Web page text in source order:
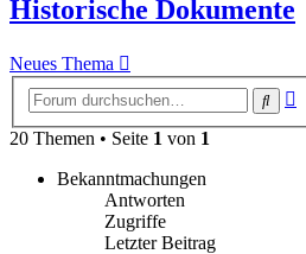
Beitrag
Historische Dokumente
Neues Thema
Suche
20 Themen • Seite 1 von 1
Bekanntmachungen
Antworten
Zugriffe
Letzter Beitrag